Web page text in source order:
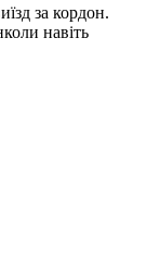
за кордон.
навіть